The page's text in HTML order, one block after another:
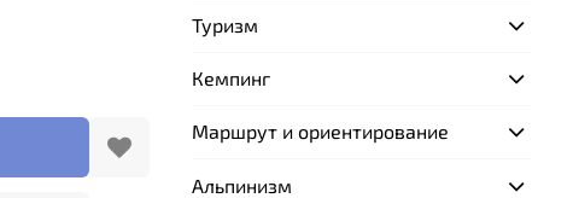
Туризм
Кемпинг
Маршрут и ориентирование
Альпинизм